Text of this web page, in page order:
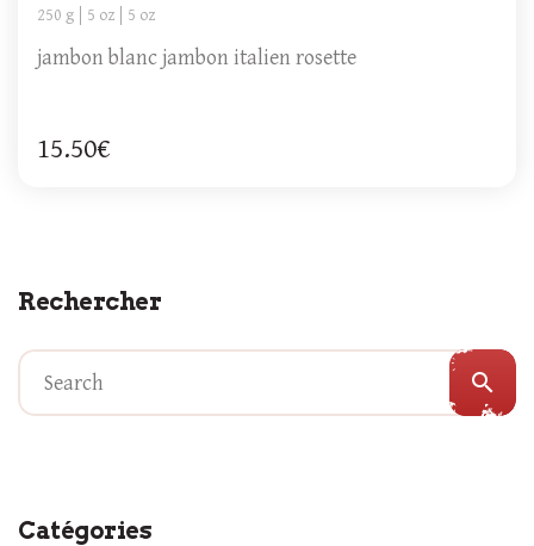
250 g 5 oz 5 oz
jambon blanc jambon italien rosette
15.50€
Rechercher
search
Catégories